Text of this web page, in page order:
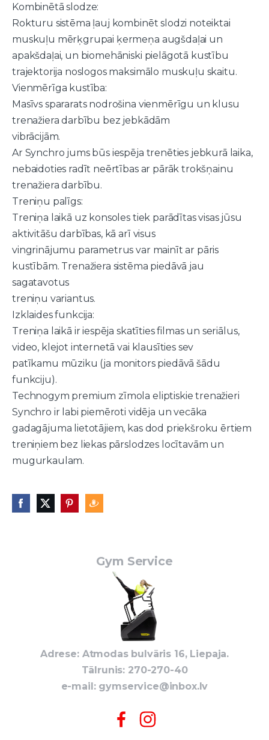
Kombinētā slodze:
Rokturu sistēma ļauj kombinēt slodzi noteiktai
muskuļu mērķgrupai ķermeņa augšdaļai un
apakšdaļai, un biomehāniski pielāgotā kustību
trajektorija noslogos maksimālo muskuļu skaitu.
Vienmērīga kustība:
Masīvs spararats nodrošina vienmērīgu un klusu
trenažiera darbību bez jebkādām
vibrācijām.
Ar Synchro jums būs iespēja trenēties jebkurā laika,
nebaidoties radīt neērtības ar pārāk trokšņainu
trenažiera darbību.
Treniņu palīgs:
Treniņa laikā uz konsoles tiek parādītas visas jūsu
aktivitāšu darbības, kā arī visus
vingrinājumu parametrus var mainīt ar pāris
kustībām. Trenažiera sistēma piedāvā jau
sagatavotus
treniņu variantus.
Izklaides funkcija:
Treniņa laikā ir iespēja skatīties filmas un seriālus,
video, klejot internetā vai klausīties sev
patīkamu mūziku (ja monitors piedāvā šādu
funkciju).
Technogym premium zīmola eliptiskie trenažieri
Synchro ir labi piemēroti vidēja un vecāka
gadagājuma lietotājiem, kas dod priekšroku ērtiem
treniņiem bez liekas pārslodzes locītavām un
mugurkaulam.
Gym Service
Adrese: Atmodas bulvāris 16, Liepaja.
Tālrunis: 270-270-40
e-mail: gymservice@inbox.lv